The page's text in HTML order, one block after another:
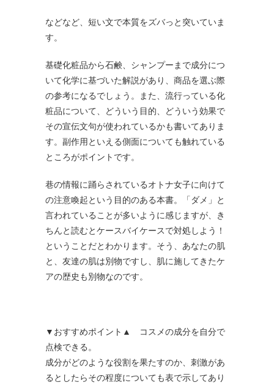
などなど、短い文で本質をズバっと突いていま
す。
基礎化粧品から石鹸、シャンプーまで成分につ
いて化学に基づいた解説があり、商品を選ぶ際
の参考になるでしょう。また、流行っている化
粧品について、どういう目的、どういう効果で
その宣伝文句が使われているかも書いてありま
す。副作用といえる側面についても触れている
ところがポイントです。
巷の情報に踊らされているオトナ女子に向けて
の注意喚起という目的のある本書。「ダメ」と
言われていることが多いように感じますが、き
ちんと読むとケースバイケースで対処しよう！
ということだとわかります。そう、あなたの肌
と、友達の肌は別物ですし、肌に施してきたケ
アの歴史も別物なのです。
▼おすすめポイント▲ コスメの成分を自分で
点検できる。
成分がどのような役割を果たすのか、刺激があ
るとしたらその程度についても表で示してあり